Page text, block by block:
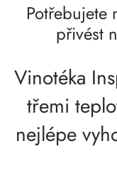
Potřebujete
přivést
Vinotéka
třemi
nejlépe